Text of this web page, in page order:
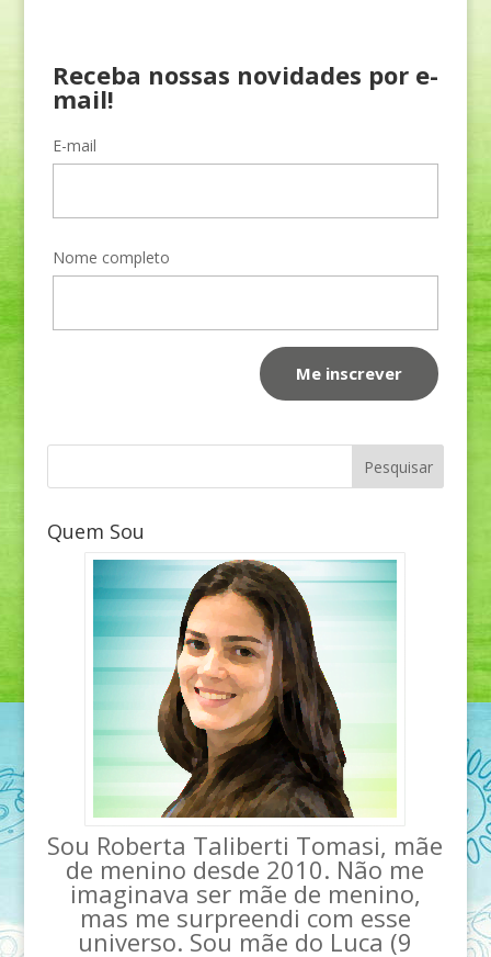
Receba nossas novidades por e-
mail!
E-mail
Nome completo
Quem Sou
Sou Roberta Taliberti Tomasi, mãe
de menino desde 2010. Não me
imaginava ser mãe de menino,
mas me surpreendi com esse
universo. Sou mãe do Luca (9